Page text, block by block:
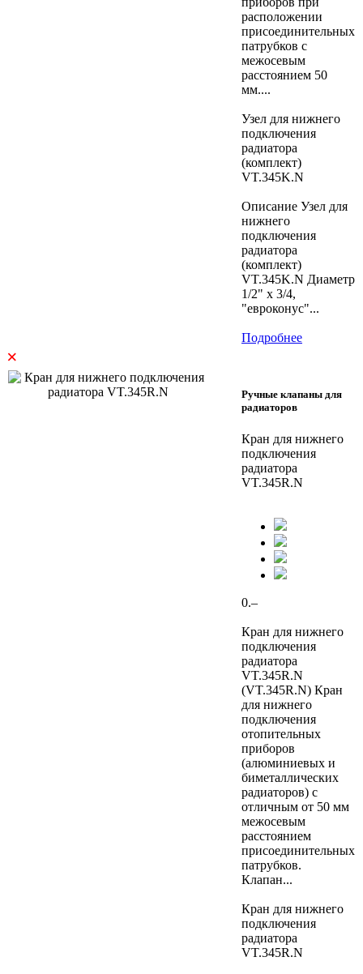
расположении
присоединительных
патрубков с
межосевым
расстоянием 50
мм....
Узел для нижнего
подключения
радиатора
(комплект)
VT.345K.N
Описание Узел для
нижнего
подключения
радиатора
(комплект)
VT.345K.N Диаметр
1/2" х 3/4,
"евроконус"...
Подробнее
×
Ручные клапаны для
радиаторов
Кран для нижнего
подключения
радиатора
VT.345R.N
0.–
Кран для нижнего
подключения
радиатора
VT.345R.N
(VT.345R.N) Кран
для нижнего
подключения
отопительных
приборов
(алюминиевых и
биметаллических
радиаторов) с
отличным от 50 мм
межосевым
расстоянием
присоединительных
патрубков.
Клапан...
Кран для нижнего
подключения
радиатора
VT.345R.N